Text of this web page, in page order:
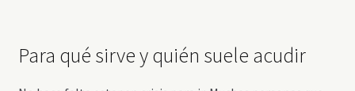
Para qué sirve y quién suele acudir